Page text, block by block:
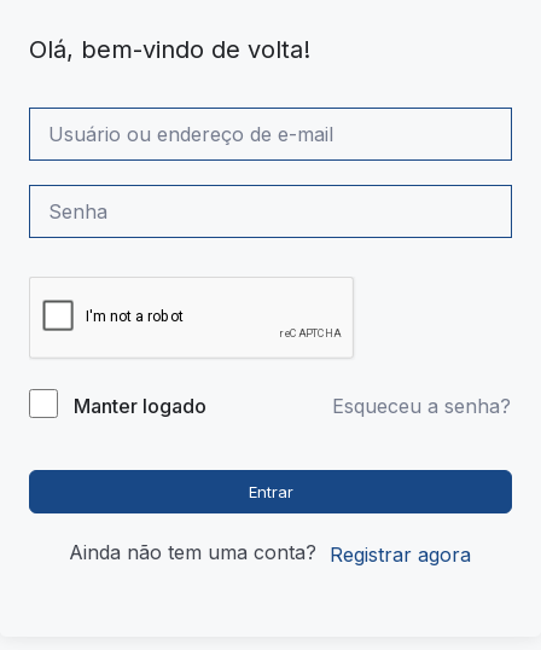
Olá, bem-vindo de volta!
Manter logado Esqueceu a senha?
Entrar
Ainda não tem uma conta? Registrar agora